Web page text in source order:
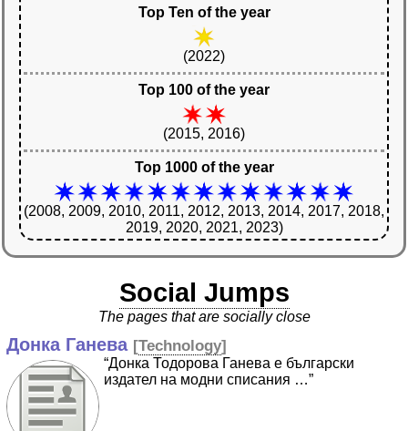
Top Ten of the year
(2022)
Top 100 of the year
(2015, 2016)
Top 1000 of the year
(2008, 2009, 2010, 2011, 2012, 2013, 2014, 2017, 2018,
2019, 2020, 2021, 2023)
Social Jumps
The pages that are socially close
Донка Ганева [Technology]
“Донка Тодорова Ганева е български
издател на модни списания …”